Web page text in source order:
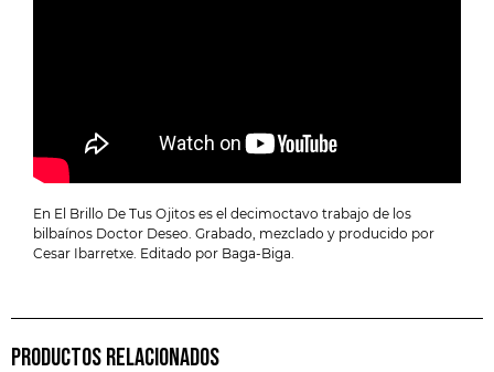
En El Brillo De Tus Ojitos es el decimoctavo trabajo de los
bilbaínos Doctor Deseo. Grabado, mezclado y producido por
Cesar Ibarretxe. Editado por Baga-Biga.
PRODUCTOS RELACIONADOS